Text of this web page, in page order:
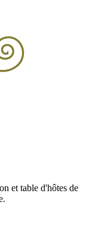
et table d'hôtes de